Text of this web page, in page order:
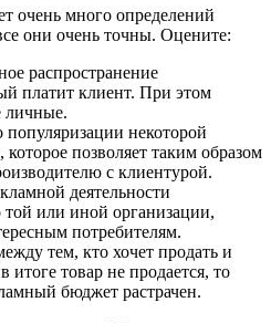
очень много определений
они очень точны. Оцените:
распространение
платит клиент. При этом
личные.
популяризации некоторой
позволяет таким образом
с клиентурой.
деятельности
или иной организации,
потребителям.
тем, кто хочет продать и
итоге товар не продается, то
бюджет растрачен.